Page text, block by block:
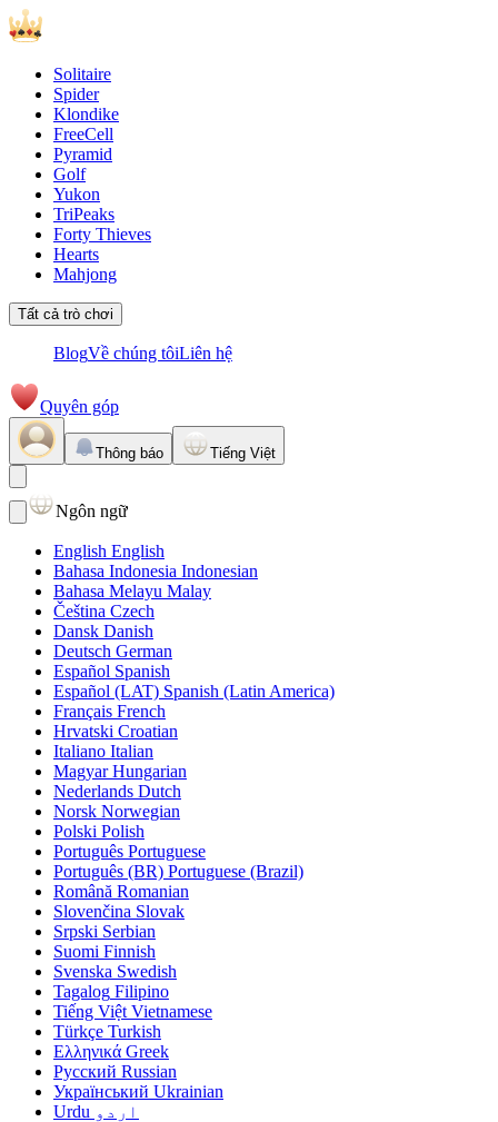
Solitaire
Spider
Klondike
FreeCell
Pyramid
Golf
Yukon
TriPeaks
Forty Thieves
Hearts
Mahjong
Tất cả trò chơi
BlogVề chúng tôiLiên hệ
Quyên góp
Thông báo Tiếng Việt
Ngôn ngữ
English English
Bahasa Indonesia Indonesian
Bahasa Melayu Malay
Čeština Czech
Dansk Danish
Deutsch German
Español Spanish
Español (LAT) Spanish (Latin America)
Français French
Hrvatski Croatian
Italiano Italian
Magyar Hungarian
Nederlands Dutch
Norsk Norwegian
Polski Polish
Português Portuguese
Português (BR) Portuguese (Brazil)
Română Romanian
Slovenčina Slovak
Srpski Serbian
Suomi Finnish
Svenska Swedish
Tagalog Filipino
Tiếng Việt Vietnamese
Türkçe Turkish
Ελληνικά Greek
Русский Russian
Український Ukrainian
اردو Urdu